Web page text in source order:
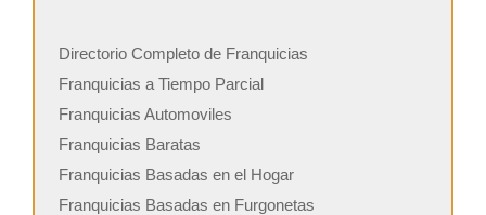
Directorio Completo de Franquicias
Franquicias a Tiempo Parcial
Franquicias Automoviles
Franquicias Baratas
Franquicias Basadas en el Hogar
Franquicias Basadas en Furgonetas